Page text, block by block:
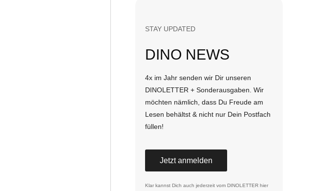
STAY UPDATED
DINO NEWS
4x im Jahr senden wir Dir unseren
DINOLETTER + Sonderausgaben. Wir
möchten nämlich, dass Du Freude am
Lesen behältst & nicht nur Dein Postfach
füllen!
Jetzt anmelden
Klar kannst Dich auch jederzeit vom DINOLETTER hier